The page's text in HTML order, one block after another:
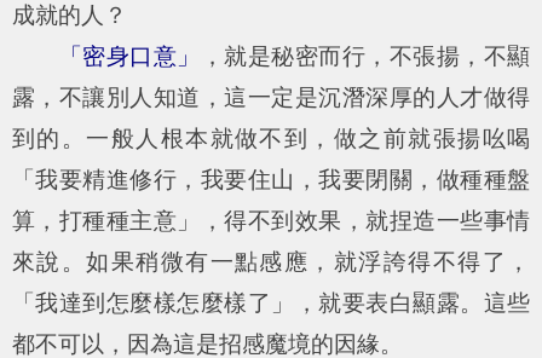
成就的人？
「密身口意」
，就是秘密而行，不張揚，不顯
露，不讓別人知道，這一定是沉潛深厚的人才做得
到的。一般人根本就做不到，做之前就張揚吆喝
「我要精進修行，我要住山，我要閉關，做種種盤
算，打種種主意」，得不到效果，就捏造一些事情
來說。如果稍微有一點感應，就浮誇得不得了，
「我達到怎麼樣怎麼樣了」，就要表白顯露。這些
都不可以，因為這是招感魔境的因緣。